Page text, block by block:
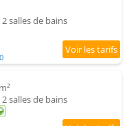
salles de bains
salles de bains